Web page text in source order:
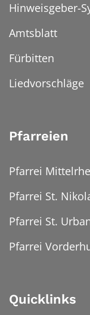
Hinweisgeber-
Amtsblatt
Fürbitten
Liedvorschläge
Pfarreien
Pfarrei
Pfarrei St.
Pfarrei St.
Pfarrei
Quicklinks